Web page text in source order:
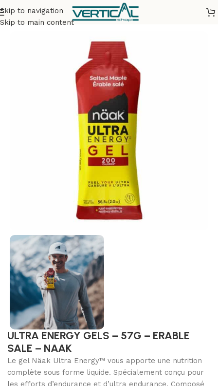
Skip to navigation
Skip to main content
Accueil Nutrition sportive
ULTRA ENERGY GELS – 57G – ERABLE
SALE – NAAK
Le gel Näak Ultra Energy™ vous apporte une nutrition
complète sous forme liquide. Spécialement conçu pour
les efforts d’endurance et d’ultra endurance. Composé